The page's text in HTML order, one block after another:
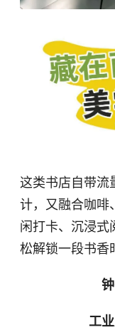
这类书店自带流
计，又融合咖啡
闲打卡、沉浸式
松解锁一段书香
工